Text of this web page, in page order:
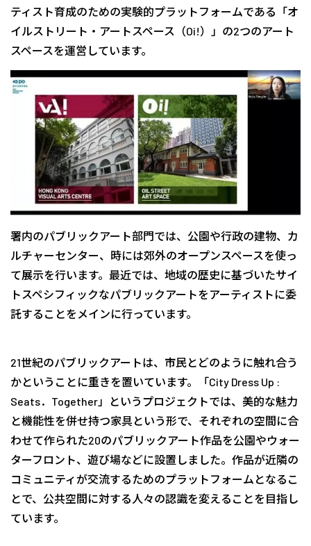
ティスト育成のための実験的プラットフォームである「オ
イルストリート・アートスペース（Oi!）」の2つのアート
スペースを運営しています。
署内のパブリックアート部門では、公園や行政の建物、カ
ルチャーセンター、時には郊外のオープンスペースを使っ
て展示を行います。最近では、地域の歴史に基づいたサイ
トスペシフィックなパブリックアートをアーティストに委
託することをメインに行っています。
21世紀のパブリックアートは、市民とどのように触れ合う
かということに重きを置いています。「City Dress Up :
Seats．Together」というプロジェクトでは、美的な魅力
と機能性を併せ持つ家具という形で、それぞれの空間に合
わせて作られた20のパブリックアート作品を公園やウォー
ターフロント、遊び場などに設置しました。作品が近隣の
コミュニティが交流するためのプラットフォームとなるこ
とで、公共空間に対する人々の認識を変えることを目指し
ています。